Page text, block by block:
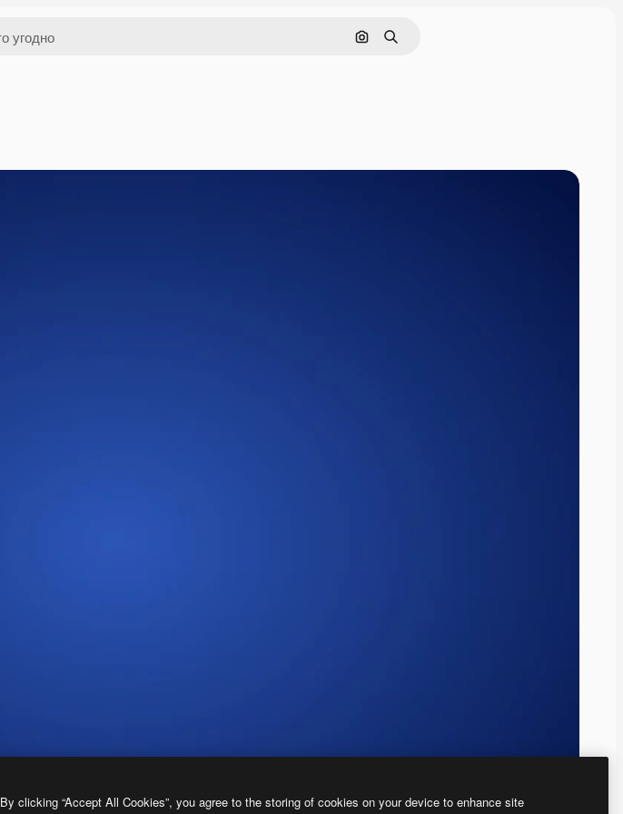
Поиск по изображению
Поиск
By clicking “Accept All Cookies”, you agree to the storing of cookies on your device to enhance site